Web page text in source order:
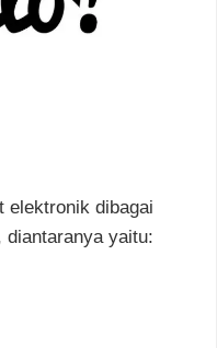
elektronik dibagai
diantaranya yaitu: